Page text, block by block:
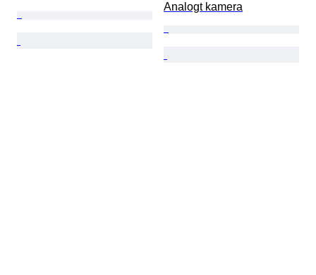
Analogt kamera